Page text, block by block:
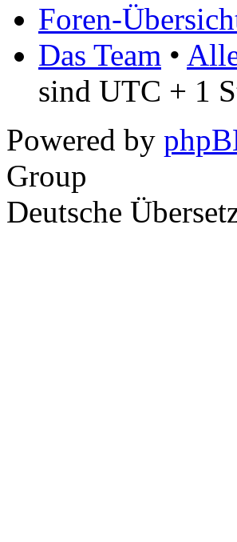
Foren-
Das Team •
sind UTC + 1
Powered by
Group
Deutsche